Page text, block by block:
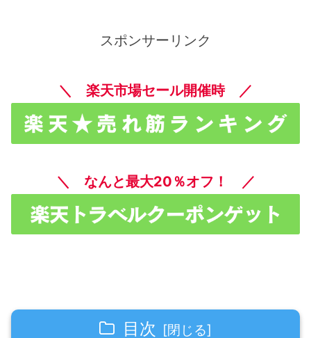
スポンサーリンク
＼ 楽天市場セール開催時 ／
＼ なんと最大20％オフ！ ／
目次